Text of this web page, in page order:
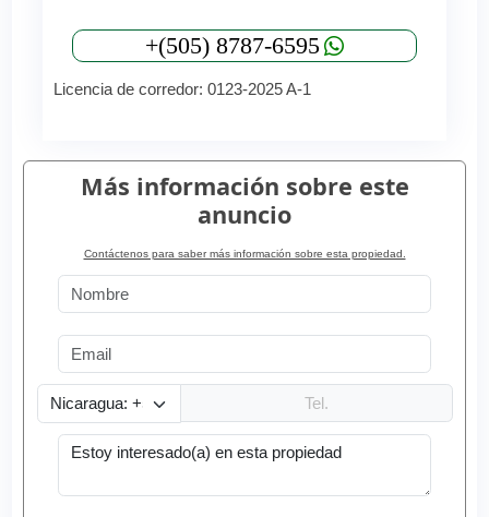
+(505) 8787-6595
Licencia de corredor: 0123-2025 A-1
Más información sobre este
anuncio
Contáctenos para saber más información sobre esta propiedad.